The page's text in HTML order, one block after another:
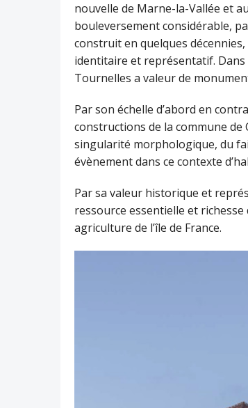
nouvelle de Marne-la-Vallée et
bouleversement considérable,
construit en quelques
identitaire et représentatif. Dans
Tournelles a valeur de
Par son échelle d’abord en
constructions de la commune de
singularité morphologique, du
évènement dans ce contexte
Par sa valeur historique et
ressource essentielle et
agriculture de l’île de France.